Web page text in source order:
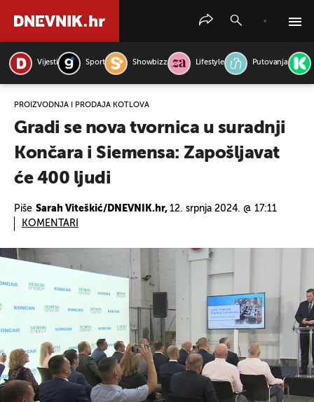
Vijesti Sport Showbizz Lifestyle Putovanja
PROIZVODNJA I PRODAJA KOTLOVA
Gradi se nova tvornica u suradnji
Končara i Siemensa: Zapošljavat
će 400 ljudi
Piše Sarah Viteškić/DNEVNIK.hr, 12. srpnja 2024. @ 17:11
KOMENTARI
PRETRAŽITE VIJESTI